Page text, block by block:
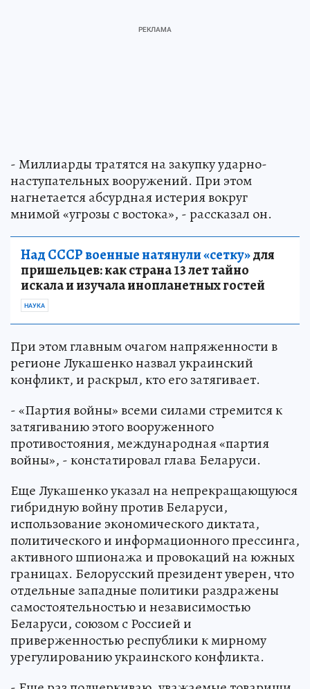
- Миллиарды тратятся на закупку ударно-
наступательных вооружений. При этом
нагнетается абсурдная истерия вокруг
мнимой «угрозы с востока», - рассказал он.
Над СССР военные натянули «сетку»для
пришельцев: как страна 13 лет тайно
искала и изучала инопланетных гостей
НАУКА
При этом главным очагом напряженности в
регионе Лукашенко назвал украинский
конфликт, и раскрыл, кто его затягивает.
- «Партия войны» всеми силами стремится к
затягиванию этого вооруженного
противостояния, международная «партия
войны», - констатировал глава Беларуси.
Еще Лукашенко указал на непрекращающуюся
гибридную войну против Беларуси,
использование экономического диктата,
политического и информационного прессинга,
активного шпионажа и провокаций на южных
границах. Белорусский президент уверен, что
отдельные западные политики раздражены
самостоятельностью и независимостью
Беларуси, союзом с Россией и
приверженностью республики к мирному
урегулированию украинского конфликта.